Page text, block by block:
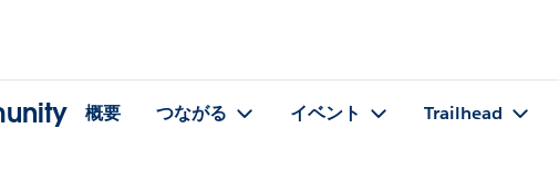
概要 つながる イベント Trailhead